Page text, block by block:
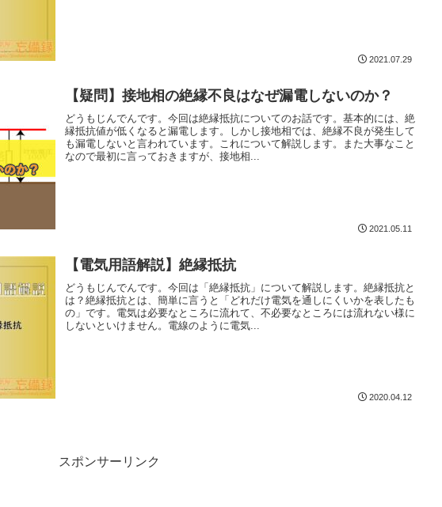
2021.07.29
【疑問】接地相の絶縁不良はなぜ漏電しないのか？
どうもじんでんです。今回は絶縁抵抗についてのお話です。基本的には、絶
縁抵抗値が低くなると漏電します。しかし接地相では、絶縁不良が発生して
も漏電しないと言われています。これについて解説します。また大事なこと
なので最初に言っておきますが、接地相...
2021.05.11
【電気用語解説】絶縁抵抗
どうもじんでんです。今回は「絶縁抵抗」について解説します。絶縁抵抗と
は？絶縁抵抗とは、簡単に言うと「どれだけ電気を通しにくいかを表したも
の」です。電気は必要なところに流れて、不必要なところには流れない様に
しないといけません。電線のように電気...
2020.04.12
スポンサーリンク